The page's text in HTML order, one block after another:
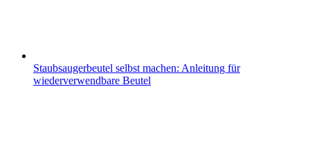
Staubsaugerbeutel selbst machen: Anleitung für
wiederverwendbare Beutel